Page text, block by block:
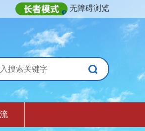
无障碍浏览